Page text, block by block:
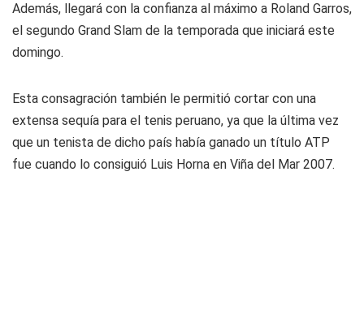
Además, llegará con la confianza al máximo a Roland Garros,
el segundo Grand Slam de la temporada que iniciará este
domingo.
Esta consagración también le permitió cortar con una
extensa sequía para el tenis peruano, ya que la última vez
que un tenista de dicho país había ganado un título ATP
fue cuando lo consiguió Luis Horna en Viña del Mar 2007.